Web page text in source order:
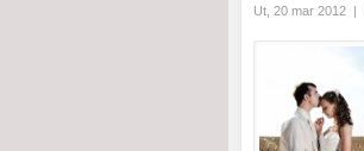
Ut, 20 mar 2012 |